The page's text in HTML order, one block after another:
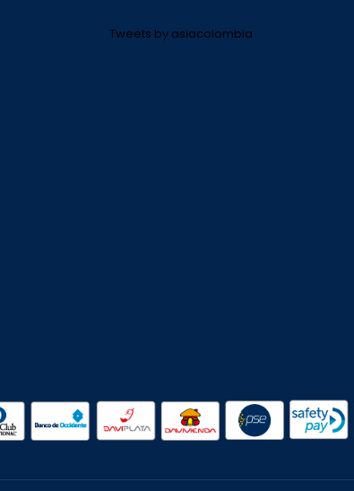
Tweets by asiacolombia